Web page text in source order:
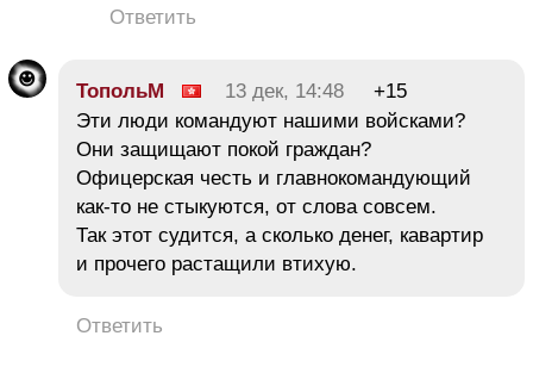
Ответить
ТопольМ 13 дек, 14:48
+15
Эти люди командуют нашими войсками?
Они защищают покой граждан?
Офицерская честь и главнокомандующий
как-то не стыкуются, от слова совсем.
Так этот судится, а сколько денег, кавартир
и прочего растащили втихую.
Ответить